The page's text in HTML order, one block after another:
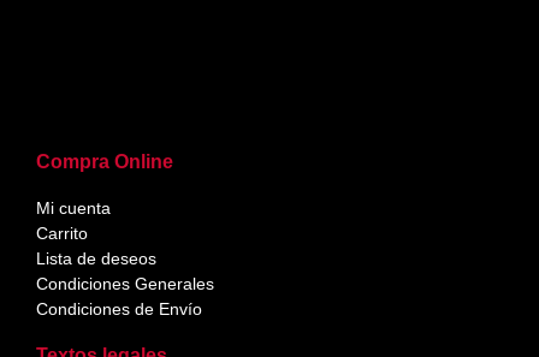
Compra Online
Mi cuenta
Carrito
Lista de deseos
Condiciones Generales
Condiciones de Envío